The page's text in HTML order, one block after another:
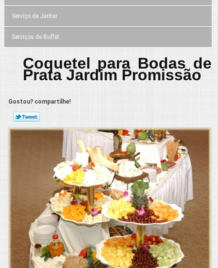
Serviço de Jantar
Serviços de Buffet
Coquetel para Bodas de
Prata Jardim Promissão
Gostou? compartilhe!